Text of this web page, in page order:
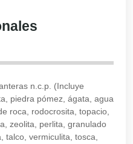
n.c.p. (Incluye
piedra pómez, ágata, agua
roca, rodocrosita, topacio,
zeolita, perlita, granulado
talco, vermiculita, tosca,